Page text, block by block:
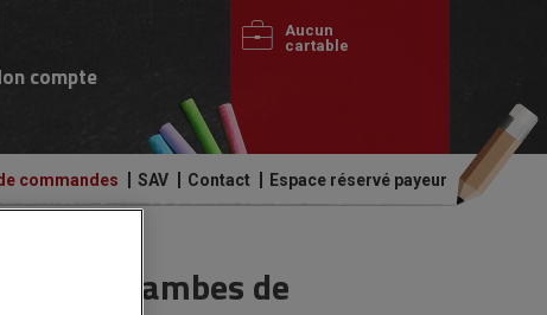
compte
Aucun
cartable
commandes SAV Contact Espace réservé payeur
/ inox - jambes de